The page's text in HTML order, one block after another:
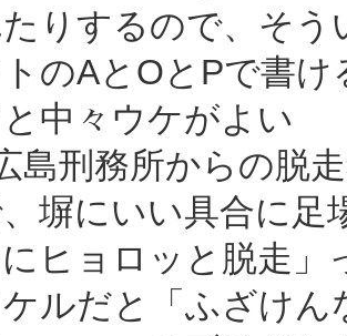
りするので、そ
トのAとOとPで書
中々ウケがよ
島刑務所からの脱
塀にいい具合に足
ヒョロッと脱走」
ルだと「ふざけ